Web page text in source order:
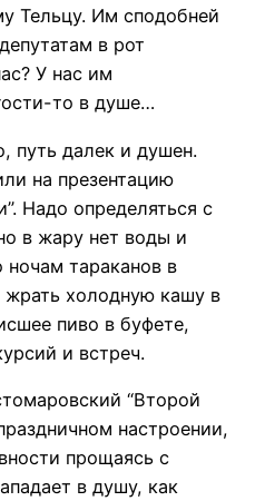
Тельцу. Им сподобней
в рот
У нас им
то в душе…
далек и душен.
на презентацию
Надо определяться с
в жару нет воды и
ночам тараканов в
жрать холодную кашу в
пиво в буфете,
и встреч.
“Второй
настроении,
прощаясь с
в душу, как